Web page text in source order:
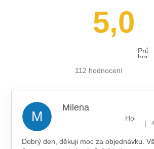
5,0
112 hodnocení
M
Milena
|
Dobrý den, děkuji moc za objednávku.